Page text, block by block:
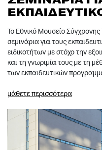
Το Εθνικό Μουσείο
σεμινάρια για τους
ειδικοτήτων με στόχο την
και τη γνωριμία τους με τη
των εκπαιδευτικών
μάθετε περισσότερα